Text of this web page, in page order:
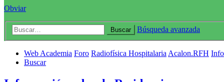
Obviar
Buscar Búsqueda avanzada
Web Academia Foro Radiofísica HospitalariaAcalon.RFH
Buscar